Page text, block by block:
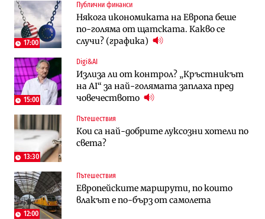
17:00
Публични финанси
Някога икономиката на Европа беше
по-голяма от щатската. Какво се
случи? (графика)
15:00
Digi&AI
Излиза ли от контрол? „Кръстникът
на AI“ за най-голямата заплаха пред
човечеството
13:30
Пътешествия
Кои са най-добрите луксозни хотели по
света?
12:00
Пътешествия
Европейските маршрути, по които
влакът е по-бърз от самолета
Градоустройство
Столична община избра изпълнител за
преместването на трамвайното
трасе по бул. „Скобелев“
Компании
Vivacom предлага над 150 устройства с
90% отстъпка през август
Компании
„Ендуросат“ ще строи огромен
космически и отбранителен център в
Енергетика
Държавният ТЕЦ „Марица изток 2“
работи с 5 блока
Компании
Vivacom предлага над 150 устройства с
90% отстъпка през август
Градоустройство
Столична община избра изпълнител за
преместването на трамвайното
трасе по бул. „Скобелев“
Енергетика
Държавният ТЕЦ „Марица изток 2“
работи с 5 блока
Компании
„Ендуросат“ ще строи огромен
космически и отбранителен център в